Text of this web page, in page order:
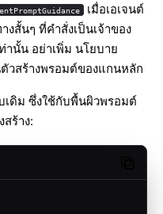
เมื่อเอเจนต์
งสั้นๆ ที่คำสั่งเป็นเจ้าของ
านั้น อย่าเพิ่ม นโยบาย
วสร้างพรอมต์ของแกนหลัก
เดิม ซึ่งใช้กับพื้นผิวพรอมต์
ร้าง: